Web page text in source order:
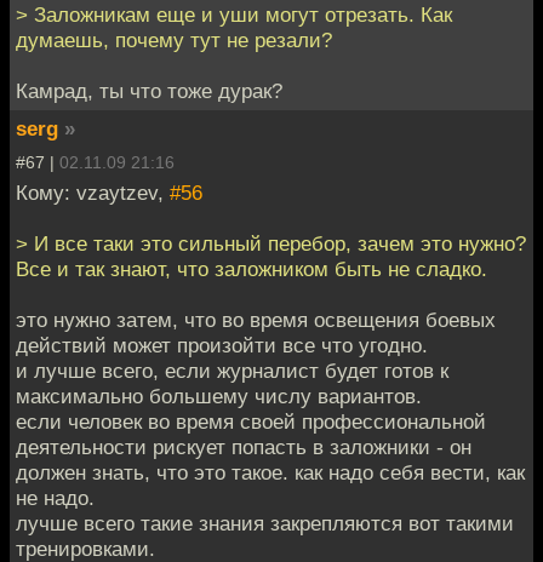
> Заложникам еще и уши могут отрезать. Как
думаешь, почему тут не резали?
Камрад, ты что тоже дурак?
serg »
#67 | 02.11.09 21:16
Кому: vzaytzev, #56
> И все таки это сильный перебор, зачем это нужно?
Все и так знают, что заложником быть не сладко.
это нужно затем, что во время освещения боевых
действий может произойти все что угодно.
и лучше всего, если журналист будет готов к
максимально большему числу вариантов.
если человек во время своей профессиональной
деятельности рискует попасть в заложники - он
должен знать, что это такое. как надо себя вести, как
не надо.
лучше всего такие знания закрепляются вот такими
тренировками.